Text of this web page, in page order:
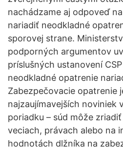
nachádzame aj odpoveď
nariadiť neodkladné
sporovej strane.
podporných argumentov
príslušných ustanovení
neodkladné opatrenie
Zabezpečovacie opatrenie
najzaujímavejších noviniek
poriadku – súd môže
veciach, právach alebo na
hodnotách dlžníka na